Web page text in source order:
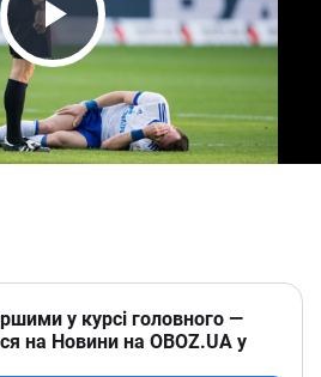
Play Video
у курсі головного —
на Новини на OBOZ.UA у